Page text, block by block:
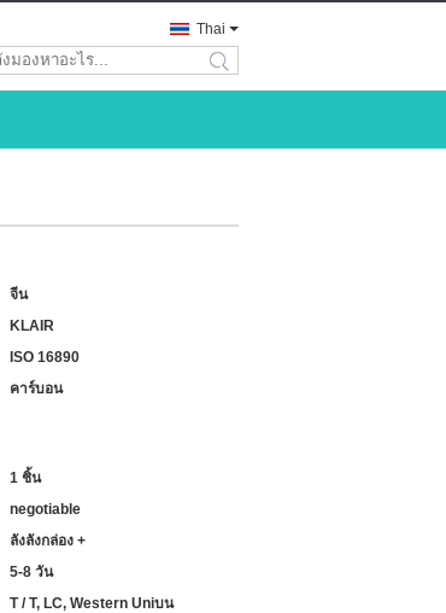
Thai
search
จีน
KLAIR
ISO 16890
คาร์บอน
1 ชิ้น
negotiable
ลังลังกล่อง +
5-8 วัน
T / T, LC, Western Uniบน